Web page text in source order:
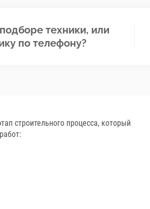
техники, или
по телефону?
строительного процесса, который